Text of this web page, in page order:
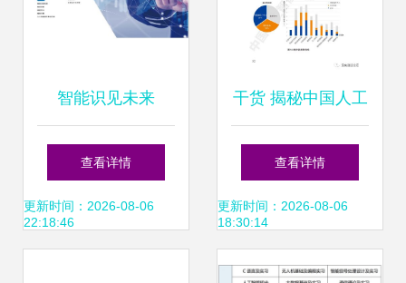
智能识见未来
2019北京国际人工
智能展会聚焦智能
查看详情
更新时间：2026-08-06
22:18:46
干货 揭秘中国人工
智能开源软件发展
白皮书2018 ——
AI应用软件开发的
查看详情
更新时间：2026-08-06
18:30:14